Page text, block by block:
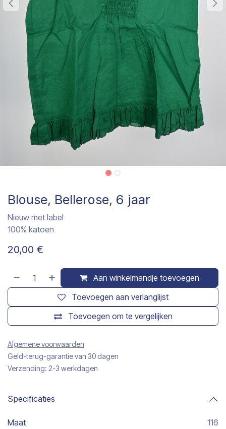
Blouse, Bellerose, 6 jaar
Nieuw met label
100% katoen
20,00 €
Aan winkelmandje toevoegen
Toevoegen om te vergelijken
Toevoegen aan verlanglijst
Algemene voorwaarden
Geld-terug-garantie van 30 dagen
Verzending: 2-3 werkdagen
Specificaties
Maat 116